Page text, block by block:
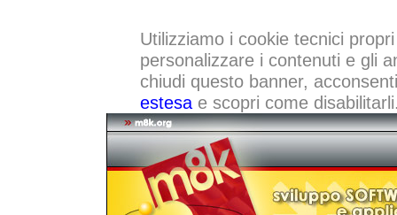
Utilizziamo i cookie tecnici
personalizzare i contenuti e gli
chiudi questo banner,
estesae scopri come